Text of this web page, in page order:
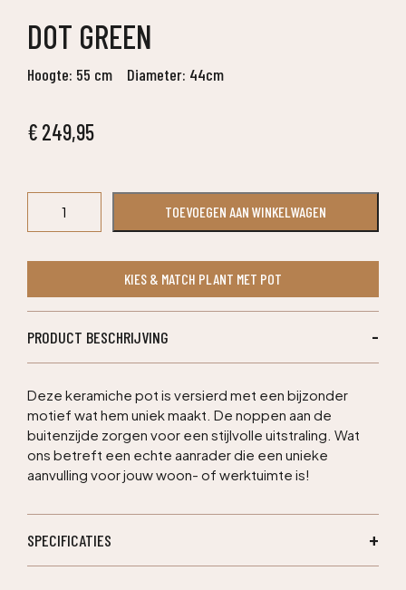
DOT GREEN
Hoogte: 55 cm Diameter: 44cm
€ 249,95
Green
TOEVOEGEN AAN WINKELWAGEN
KIES & MATCH PLANT MET POT
PRODUCT BESCHRIJVING
Deze keramiche pot is versierd met een bijzonder
motief wat hem uniek maakt. De noppen aan de
buitenzijde zorgen voor een stijlvolle uitstraling. Wat
ons betreft een echte aanrader die een unieke
aanvulling voor jouw woon- of werktuimte is!
SPECIFICATIES